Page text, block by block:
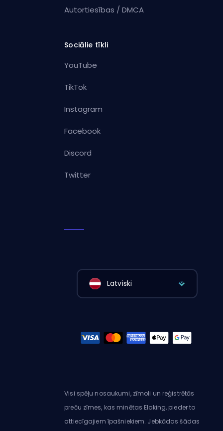
Autortiesības / DMCA
Sociālie tīkli
YouTube
TikTok
Instagram
Facebook
Discord
Twitter
Latviski
Visi spēļu nosaukumi, zīmoli un reģistrētās
preču zīmes, kas minētas Eloking, pieder to
attiecīgajiem īpašniekiem. Jebkādas šādas